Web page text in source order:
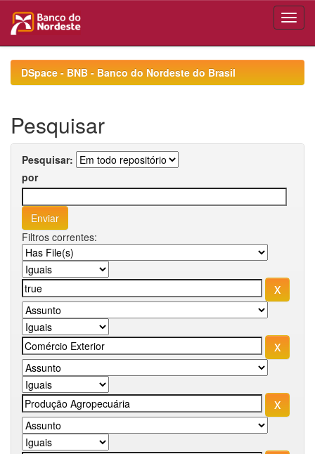
navigationDSpace - BNB - Banco do Nordeste do Brasil
Pesquisar
Pesquisar:
por
Filtros correntes: